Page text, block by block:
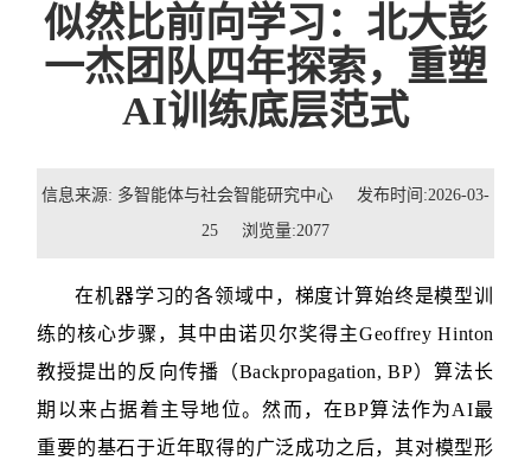
新闻公告
人才培养
联系我们
校友
似然比前向学习：北大彭
一杰团队四年探索，重塑
AI训练底层范式
信息来源: 多智能体与社会智能研究中心 发布时间:2026-03-
25 浏览量:2077
在机器学习的各领域中，梯度计算始终是模型训
练的核心步骤，其中由诺贝尔奖得主Geoffrey Hinton
教授提出的反向传播（Backpropagation, BP）算法长
期以来占据着主导地位。然而，在BP算法作为AI最
重要的基石于近年取得的广泛成功之后，其对模型形